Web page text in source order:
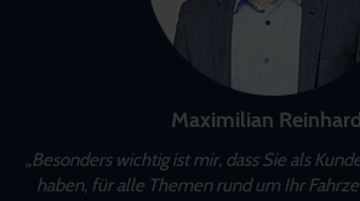
Maximilian
„Besonders wichtig ist mir, dass Sie als
haben, für alle Themen rund um Ihr